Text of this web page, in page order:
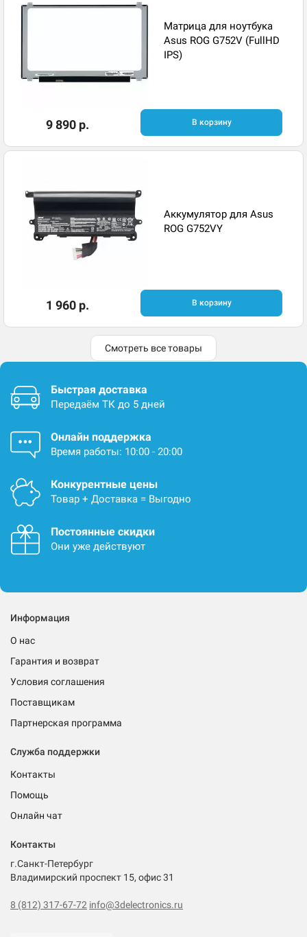
Матрица для ноутбука
Asus ROG G752V (FullHD
IPS)
9 890 р. В корзину
Аккумулятор для Asus
ROG G752VY
1 960 р. В корзину
Смотреть все товары
Быстрая доставка
Передаём ТК до 5 дней
Онлайн поддержка
Время работы: 10:00 - 20:00
Конкурентные цены
Товар + Доставка = Выгодно
Постоянные скидки
Они уже действуют
Информация
О нас
Гарантия и возврат
Условия соглашения
Поставщикам
Партнерская программа
Служба поддержки
Контакты
Помощь
Онлайн чат
Контакты
г.Санкт-Петербург
Владимирский проспект 15, офис 31
8 (812) 317-67-72 info@3delectronics.ru